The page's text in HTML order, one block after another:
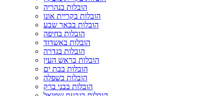
הובלות בנהריה
הובלות בקריית אונו
הובלות בבאר שבע
הובלות בחיפה
הובלות באשדוד
הובלות בגדרה
הובלות בראש העין
הובלות בבת ים
הובלות בשפלה
הובלות בבני ברק